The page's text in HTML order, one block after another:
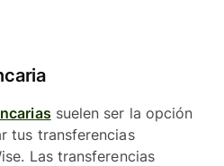
suelen ser la opción
tus transferencias
Las transferencias